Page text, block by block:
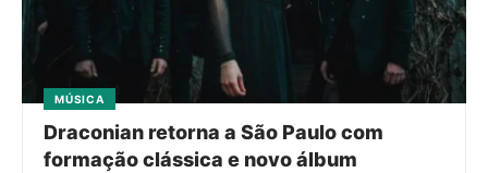
MÚSICA
Draconian retorna a São Paulo com
formação clássica e novo álbum